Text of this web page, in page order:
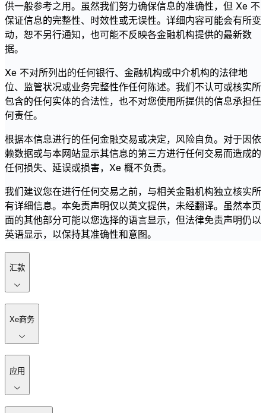
供一般参考之用。虽然我们努力确保信息的准确性，但 Xe 不
保证信息的完整性、时效性或无误性。详细内容可能会有所变
动，恕不另行通知，也可能不反映各金融机构提供的最新数
据。
Xe 不对所列出的任何银行、金融机构或中介机构的法律地
位、监管状况或业务完整性作任何陈述。我们不认可或核实所
包含的任何实体的合法性，也不对您使用所提供的信息承担任
何责任。
根据本信息进行的任何金融交易或决定，风险自负。对于因依
赖数据或与本网站显示其信息的第三方进行任何交易而造成的
任何损失、延误或损害，Xe 概不负责。
我们建议您在进行任何交易之前，与相关金融机构独立核实所
有详细信息。本免责声明仅以英文提供，未经翻译。虽然本页
面的其他部分可能以您选择的语言显示，但法律免责声明仍以
英语显示，以保持其准确性和意图。
汇款
Xe商务
应用